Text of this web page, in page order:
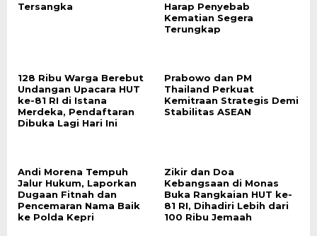
Tersangka
Harap Penyebab
Kematian Segera
Terungkap
128 Ribu Warga Berebut
Undangan Upacara HUT
ke-81 RI di Istana
Merdeka, Pendaftaran
Dibuka Lagi Hari Ini
Prabowo dan PM
Thailand Perkuat
Kemitraan Strategis Demi
Stabilitas ASEAN
Andi Morena Tempuh
Jalur Hukum, Laporkan
Dugaan Fitnah dan
Pencemaran Nama Baik
ke Polda Kepri
Zikir dan Doa
Kebangsaan di Monas
Buka Rangkaian HUT ke-
81 RI, Dihadiri Lebih dari
100 Ribu Jemaah